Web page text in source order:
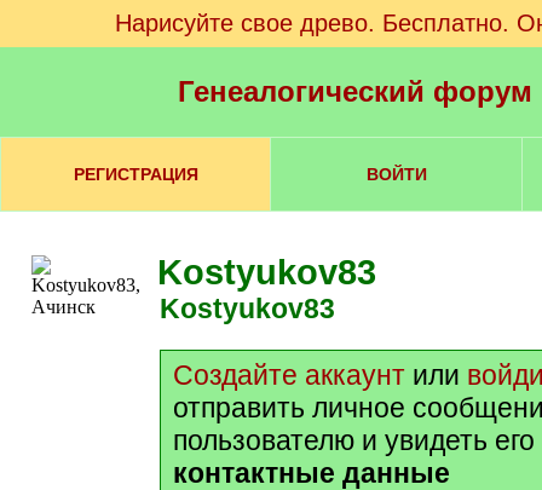
Нарисуйте свое древо. Бесплатно.
Генеалогический
РЕГИСТРАЦИЯ ВОЙТИ
Kostyukov83
Kostyukov83
Создайте аккаунт или
отправить личное
пользователю и увидеть
контактные данные